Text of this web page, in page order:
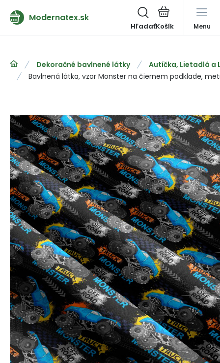
Modernatex.sk
Hľadať Menu
Dekoračné bavlnené látky
Autíčka, Lietadlá a
Bavlnená látka, vzor Monster na čiernem podklade,